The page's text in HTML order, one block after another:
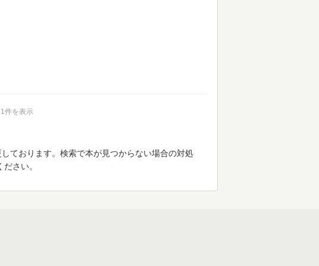
件を表示
ております。検索で本が見つからない場合の対処
さい。